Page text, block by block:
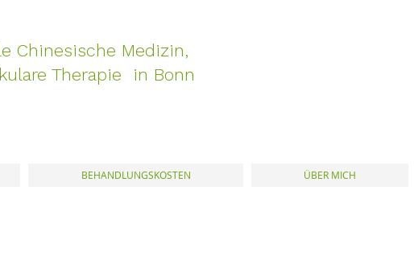
Chinesische Medizin,
Therapie in Bonn
BEHANDLUNGSKOSTEN ÜBER MICH